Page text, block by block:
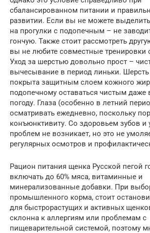
сбалансированном питании и
развитии. Если вы не можете
на прогулки с подопечным – не
гончую. Также стоит рассмотреть
вы не любите совместные тренировки
Уход за шерстью довольно прост –
вычесывание в период линьки. Шерсть
покрыта защитным слоем кожного
подопечному оставаться чистым даже
погоду. Глаза (особенно в летний
осматривать ежедневно, поскольку
конъюнктивиту. Со здоровьем зубов и
проблем не возникает, но это не
регулярных осмотров и
Рацион питания щенка Русской пегой
включать до 60% мяса, витаминные и
минерализованные добавки. При
промышленного корма, стоит
для быстрорастущих и активных
склонна к аллергиям или проблемам с
пищеварительной системой, поэтому